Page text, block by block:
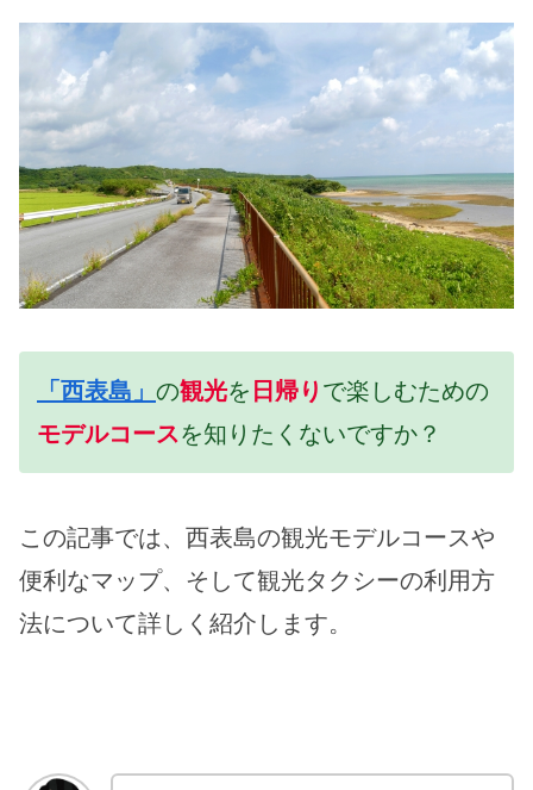
「西表島」 の観光を 日帰り で楽しむための
モデルコースを知りたくないですか？
この記事では、西表島の観光モデルコースや
便利なマップ、そして観光タクシーの利用方
法について詳しく紹介します。